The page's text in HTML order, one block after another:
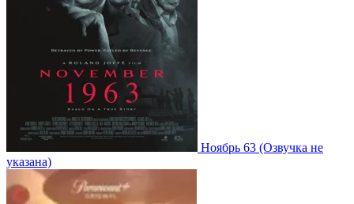
Ноябрь 63 (Озвучка не
указана)